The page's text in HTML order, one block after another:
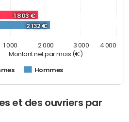
Montant net par mois (€)
1 803 €
2 132 €
Hommes
1 000 2 000 3 000 4 000
et des ouvriers par